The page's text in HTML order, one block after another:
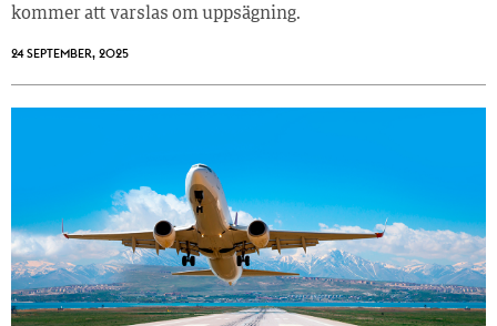
kommer att varslas om uppsägning.
24 SEPTEMBER, 2025